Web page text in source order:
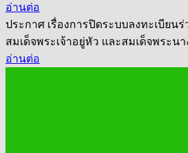
อ่านต่อ
ประกาศ เรื่องการปิดระบบลงทะเบียน
สมเด็จพระเจ้าอยู่หัว และสมเด็จพระน
อ่านต่อ